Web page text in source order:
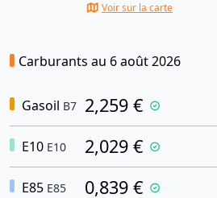
Voir sur la carte
Carburants au 6 août 2026
Gasoil B7 2,259 €
E10 E10 2,029 €
E85 E85 0,839 €